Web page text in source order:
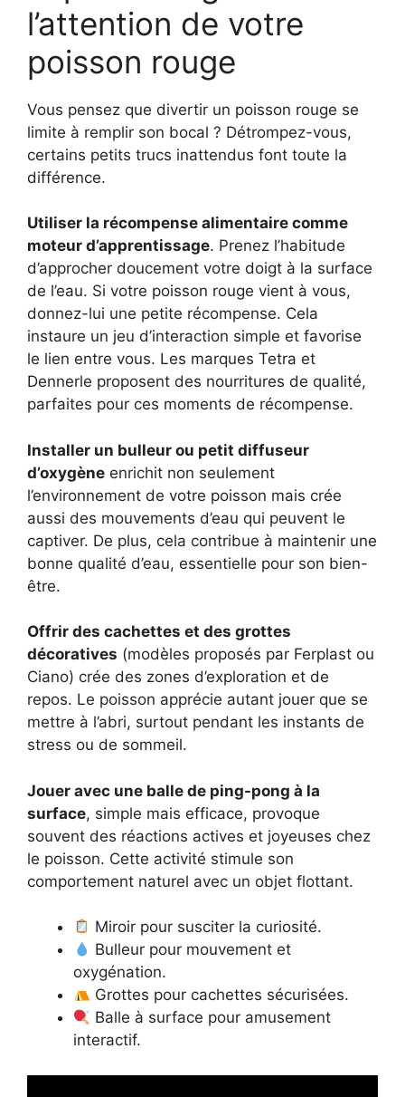
l’attention de votre
poisson rouge
Vous pensez que divertir un poisson rouge se
limite à remplir son bocal ? Détrompez-vous,
certains petits trucs inattendus font toute la
différence.
Utiliser la récompense alimentaire comme
moteur d’apprentissage. Prenez l’habitude
d’approcher doucement votre doigt à la surface
de l’eau. Si votre poisson rouge vient à vous,
donnez-lui une petite récompense. Cela
instaure un jeu d’interaction simple et favorise
le lien entre vous. Les marques Tetra et
Dennerle proposent des nourritures de qualité,
parfaites pour ces moments de récompense.
Installer un bulleur ou petit diffuseur
d’oxygène enrichit non seulement
l’environnement de votre poisson mais crée
aussi des mouvements d’eau qui peuvent le
captiver. De plus, cela contribue à maintenir une
bonne qualité d’eau, essentielle pour son bien-
être.
Offrir des cachettes et des grottes
décoratives (modèles proposés par Ferplast ou
Ciano) crée des zones d’exploration et de
repos. Le poisson apprécie autant jouer que se
mettre à l’abri, surtout pendant les instants de
stress ou de sommeil.
Jouer avec une balle de ping-pong à la
surface, simple mais efficace, provoque
souvent des réactions actives et joyeuses chez
le poisson. Cette activité stimule son
comportement naturel avec un objet flottant.
Miroir pour susciter la curiosité.
Bulleur pour mouvement et
oxygénation.
Grottes pour cachettes sécurisées.
Balle à surface pour amusement
interactif.